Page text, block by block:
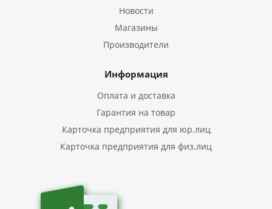
Новости
Магазины
Производители
Информация
Оплата и доставка
Гарантия на товар
Карточка предприятия для юр.лиц
Карточка предприятия для физ.лиц